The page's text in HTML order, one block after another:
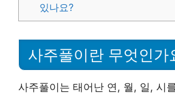
있나요?
사주풀이란 무엇인가
사주풀이는 태어난 연, 월, 일, 시